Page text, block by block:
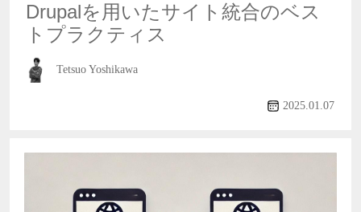
Drupalを用いたサイト統合のベス
トプラクティス
Tetsuo Yoshikawa
2025.01.07